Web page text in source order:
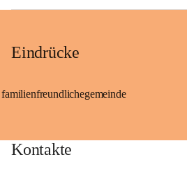
Eindrücke
familienfreundlichegemeinde
Kontakte